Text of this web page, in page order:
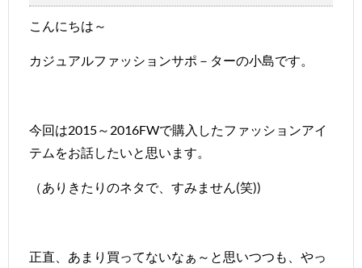
こんにちは～
カジュアルファッションサポ－ターの小島です。
今回は2015～2016FWで購入したファッションアイ
テムをお話したいと思います。
（ありきたりのネタで、すみません(笑))
正直、あまり買ってないなぁ～と思いつつも、やっ